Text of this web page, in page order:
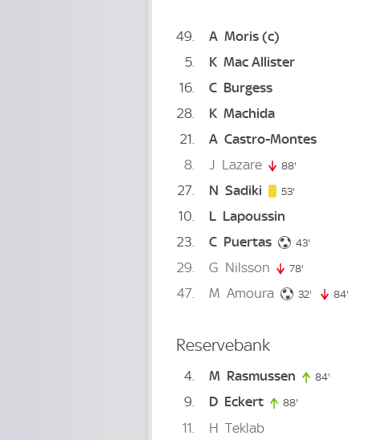
49 A Moris(c)
5
K Mac Allister
16
C Burgess
28
K Machida
21
A Castro-Montes
8
J Lazare 88'
27 N Sadiki 53'
10 L Lapoussin
23
C Puertas 43'
29 G Nilsson 78'
47 M Amoura 32' 32. minute
84'
Reservebank
4 M Rasmussen 84'
9 D Eckert 88'
11 H Teklab